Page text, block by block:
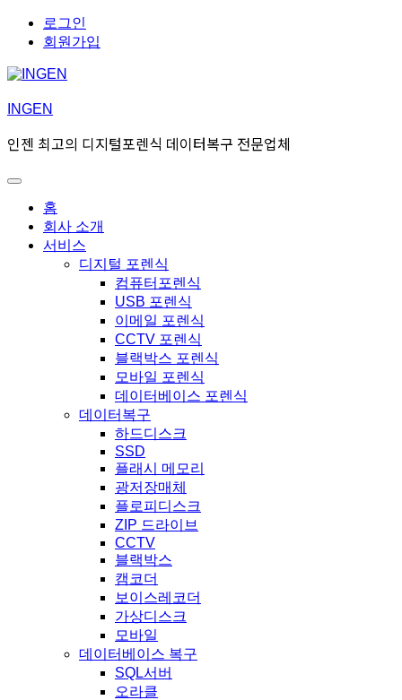
Skip
navigation
Skip
content
로그인
회원가입
INGEN
인젠 최고의 디지털포렌식 데이터복구 전문업체
Toggle
Primary
menu
홈
회사 소개
서비스
디지털 포렌식
컴퓨터포렌식
USB 포렌식
이메일 포렌식
CCTV 포렌식
블랙박스 포렌식
모바일 포렌식
데이터베이스 포렌식
데이터복구
하드디스크
SSD
플래시 메모리
광저장매체
플로피디스크
ZIP 드라이브
CCTV
블랙박스
캠코더
보이스레코더
가상디스크
모바일
데이터베이스 복구
SQL서버
오라클